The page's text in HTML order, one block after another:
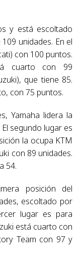
y está escoltado
unidades. En el
con 100 puntos.
cuarto con 99
que tiene 85.
con 75 puntos.
Yamaha lidera la
segundo lugar es
la ocupa KTM
con 89 unidades.
54.
posición del
escoltado por
lugar es para
está cuarto con
Team con 97 y